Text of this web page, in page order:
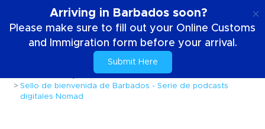
Arriving in Barbados soon?
Please make sure to fill out your Online Customs
and Immigration form before your arrival.
Submit Here
Noticias y Promociones
Sello de bienvenida de Barbados - Serie de podcasts
digitales Nomad